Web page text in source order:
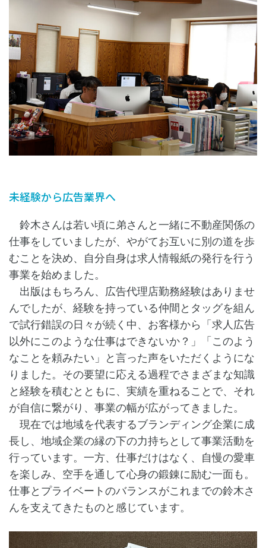
未経験から広告業界へ
鈴木さんは若い頃に弟さんと一緒に不動産関係の
仕事をしていましたが、やがてお互いに別の道を歩
むことを決め、自分自身は求人情報紙の発行を行う
事業を始めました。
出版はもちろん、広告代理店勤務経験はありませ
んでしたが、経験を持っている仲間とタッグを組ん
で試行錯誤の日々が続く中、お客様から「求人広告
以外にこのような仕事はできないか？」「このよう
なことを頼みたい」と言った声をいただくようにな
りました。その要望に応える過程でさまざまな知識
と経験を積むとともに、実績を重ねることで、それ
が自信に繋がり、事業の幅が広がってきました。
現在では地域を代表するブランディング企業に成
長し、地域企業の縁の下の力持ちとして事業活動を
行っています。一方、仕事だけはなく、自慢の愛車
を楽しみ、空手を通して心身の鍛錬に励む一面も。
仕事とプライベートのバランスがこれまでの鈴木さ
んを支えてきたものと感じています。